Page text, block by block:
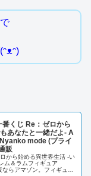
くじ Re：ゼロから
あなたと一緒だよ- A
mode (プライ
販
から始める異世界生活 -い
ム＆ラムフィギュア
らアマゾン。フィギュ